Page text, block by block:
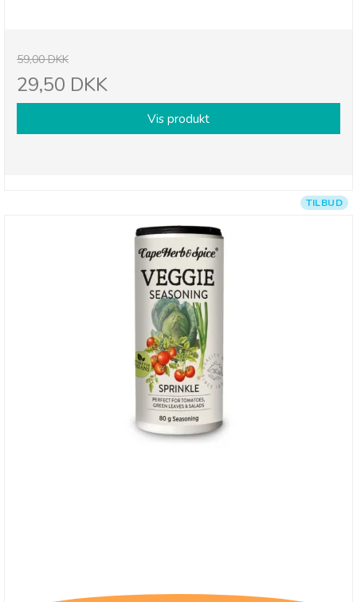
59,00 DKK
29,50 DKK
Vis produkt
TILBUD